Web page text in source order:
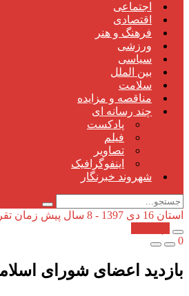
اجتماعی
اقتصادی
فرهنگ و هنر
ورزشی
سیاسی
بین الملل
سلامت
مناقصه و مزایده
چند رسانه ای
پادکست
فیلم
تصاویر
اینفوگرافیک
شهروند خبرنگار
استان 16 دی 1397 - 8 سال پیش
زمان
0
بازدید اعضای شورای